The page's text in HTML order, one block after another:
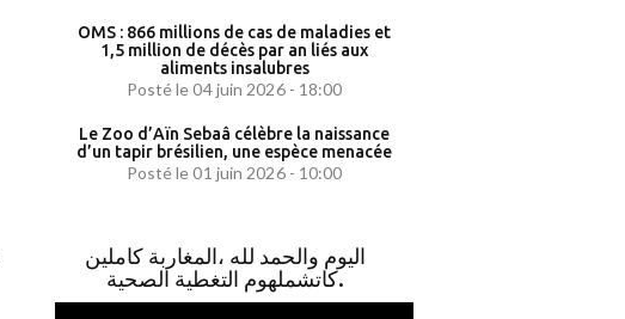
OMS : 866 millions de cas de maladies et
1,5 million de décès par an liés aux
aliments insalubres
Posté le 04 juin 2026 - 18:00
Le Zoo d’Aïn Sebaâ célèbre la naissance
d’un tapir brésilien, une espèce menacée
Posté le 01 juin 2026 - 10:00
اليوم والحمد لله ،المغاربة كاملين
كاتشملهوم التغطية الصحية.